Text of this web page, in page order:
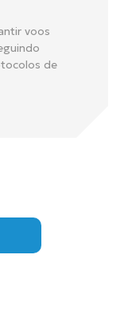
voos
de